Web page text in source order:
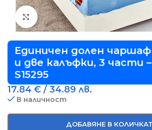
Виж повече
Единичен долен
и две калъфки, 3 части
S15295
17.84 € / 34.89 лв.
В наличност
ДОБАВЯНЕ В